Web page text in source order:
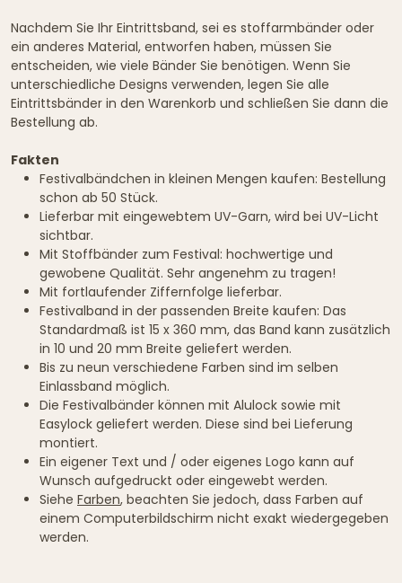
Nachdem Sie Ihr Eintrittsband, sei es stoffarmbänder oder
ein anderes Material, entworfen haben, müssen Sie
entscheiden, wie viele Bänder Sie benötigen. Wenn Sie
unterschiedliche Designs verwenden, legen Sie alle
Eintrittsbänder in den Warenkorb und schließen Sie dann die
Bestellung ab.
Fakten
Festivalbändchen in kleinen Mengen kaufen: Bestellung
schon ab 50 Stück.
Lieferbar mit eingewebtem UV-Garn, wird bei UV-Licht
sichtbar.
Mit Stoffbänder zum Festival: hochwertige und
gewobene Qualität. Sehr angenehm zu tragen!
Mit fortlaufender Ziffernfolge lieferbar.
Festivalband in der passenden Breite kaufen: Das
Standardmaß ist 15 x 360 mm, das Band kann zusätzlich
in 10 und 20 mm Breite geliefert werden.
Bis zu neun verschiedene Farben sind im selben
Einlassband möglich.
Die Festivalbänder können mit Alulock sowie mit
Easylock geliefert werden. Diese sind bei Lieferung
montiert.
Ein eigener Text und / oder eigenes Logo kann auf
Wunsch aufgedruckt oder eingewebt werden.
Siehe Farben, beachten Sie jedoch, dass Farben auf
einem Computerbildschirm nicht exakt wiedergegeben
werden.